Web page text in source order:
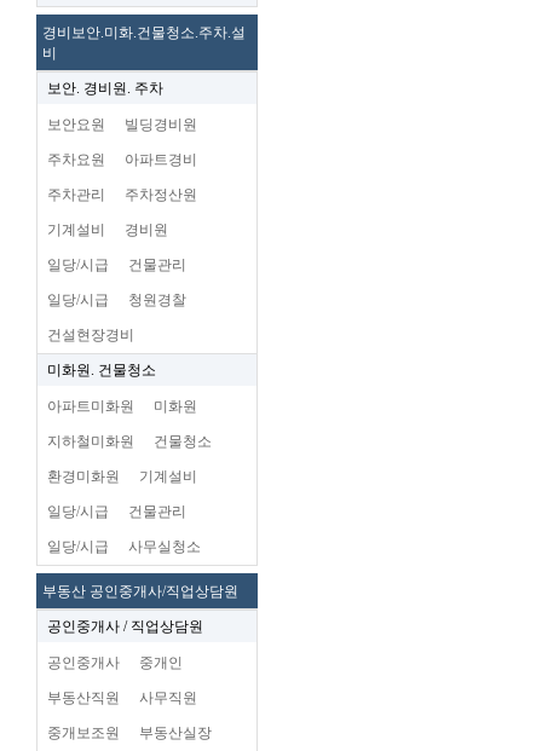
경비보안.미화.건물청소.주차.설
비
보안. 경비원. 주차
보안요원 빌딩경비원
주차요원 아파트경비
주차관리 주차정산원
기계설비 경비원
일당/시급 건물관리
일당/시급 청원경찰
건설현장경비
미화원. 건물청소
아파트미화원 미화원
지하철미화원 건물청소
환경미화원 기계설비
일당/시급 건물관리
일당/시급 사무실청소
부동산 공인중개사/직업상담원
공인중개사 / 직업상담원
공인중개사 중개인
부동산직원 사무직원
중개보조원 부동산실장